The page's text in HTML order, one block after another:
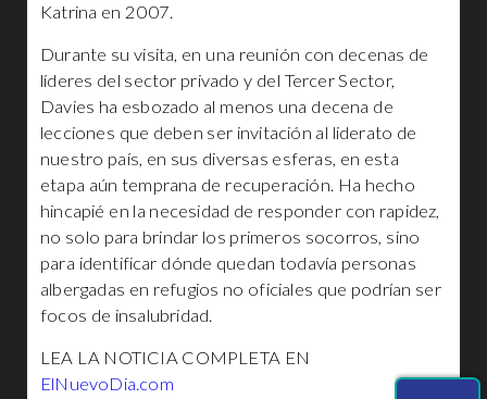
Katrina en 2007.
Durante su visita, en una reunión con decenas de
líderes del sector privado y del Tercer Sector,
Davies ha esbozado al menos una decena de
lecciones que deben ser invitación al liderato de
nuestro país, en sus diversas esferas, en esta
etapa aún temprana de recuperación. Ha hecho
hincapié en la necesidad de responder con rapidez,
no solo para brindar los primeros socorros, sino
para identificar dónde quedan todavía personas
albergadas en refugios no oficiales que podrían ser
focos de insalubridad.
LEA LA NOTICIA COMPLETA EN
ElNuevoDia.com